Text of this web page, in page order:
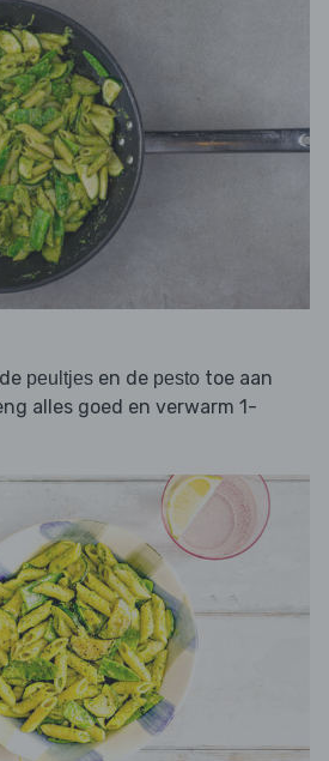
peultjes en de pesto toe aan
alles goed en verwarm 1-